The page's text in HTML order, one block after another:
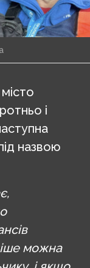
і
назвою
можна